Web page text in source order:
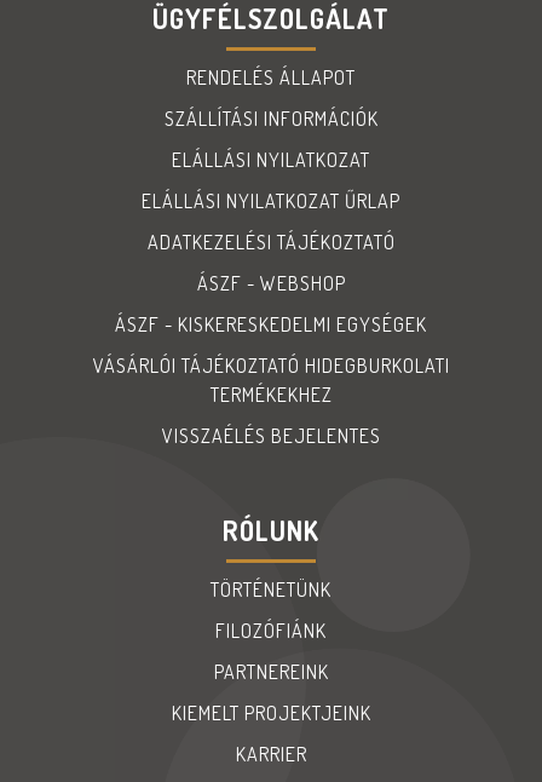
ÜGYFÉLSZOLGÁLAT
RENDELÉS ÁLLAPOT
SZÁLLÍTÁSI INFORMÁCIÓK
ELÁLLÁSI NYILATKOZAT
ELÁLLÁSI NYILATKOZAT ŰRLAP
ADATKEZELÉSI TÁJÉKOZTATÓ
ÁSZF - WEBSHOP
ÁSZF - KISKERESKEDELMI EGYSÉGEK
VÁSÁRLÓI TÁJÉKOZTATÓ HIDEGBURKOLATI
TERMÉKEKHEZ
VISSZAÉLÉS BEJELENTES
RÓLUNK
TÖRTÉNETÜNK
FILOZÓFIÁNK
PARTNEREINK
KIEMELT PROJEKTJEINK
KARRIER